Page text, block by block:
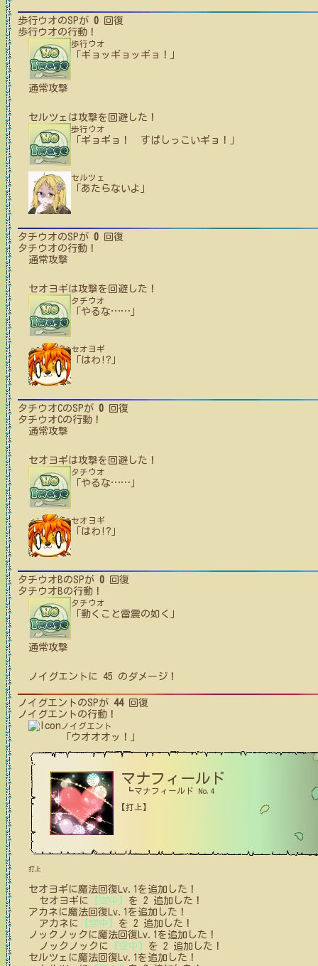
歩行ウオのSPが 0 回復
歩行ウオの行動！
歩行ウオ
「ギョッギョッギョ！」
通常攻撃
セルツェ は攻撃を回避した！
歩行ウオ
「ギョギョ！ すばしっこいギョ！」
セルツェ
「あたらないよ」
タチウオのSPが 0 回復
タチウオの行動！
通常攻撃
セオヨギは攻撃を回避した！
タチウオ
「やるな……
セオヨギ
「はわ!?」
タチウオCのSPが 0 回復
タチウオCの行動！
通常攻撃
セオヨギは攻撃を回避した！
タチウオ
「やるな……
セオヨギ
「はわ!?」
タチウオBのSPが 0 回復
タチウオBの行動！
タチウオ
「動くこと雷震の如く」
通常攻撃
ノイグエント に 45 のダメージ！
ノイグエント のSPが 44回復
ノイグエント の行動！
ノイグエント
「ウオオオッ！」
マナフィールド
┗マナフィールド No.4
【打上】
打上
セオヨギ に魔法回復Lv.1 を追加した！
セオヨギ に 【空中】 を 2 追加した！
アカネ に魔法回復Lv.1 を追加した！
アカネ に 【空中】 を 2 追加した！
ノックノック に魔法回復Lv.1 を追加した！
ノックノック に 【空中】 を 2 追加した！
セルツェ に魔法回復Lv.1 を追加した！